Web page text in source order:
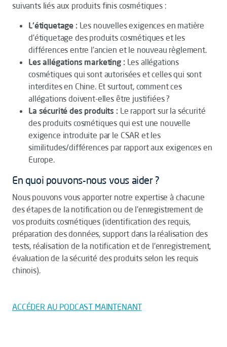
suivants liés aux produits finis cosmétiques :
L'étiquetage : Les nouvelles exigences en matière
d’étiquetage des produits cosmétiques et les
différences entre l’ancien et le nouveau règlement.
Les allégations marketing : Les allégations
cosmétiques qui sont autorisées et celles qui sont
interdites en Chine. Et surtout, comment ces
allégations doivent-elles être justifiées ?
La sécurité des produits : Le rapport sur la sécurité
des produits cosmétiques qui est une nouvelle
exigence introduite par le CSAR et les
similitudes/différences par rapport aux exigences en
Europe.
En quoi pouvons-nous vous aider ?
Nous pouvons vous apporter notre expertise à chacune
des étapes de la notification ou de l’enregistrement de
vos produits cosmétiques (identification des requis,
préparation des données, support dans la réalisation des
tests, réalisation de la notification et de l'enregistrement,
évaluation de la sécurité des produits selon les requis
chinois).
ACCÉDER AU PODCAST MAINTENANT